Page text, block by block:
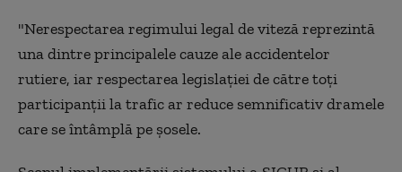
"Nerespectarea regimului legal de viteză reprezintă
una dintre principalele cauze ale accidentelor
rutiere, iar respectarea legislației de către toți
participanții la trafic ar reduce semnificativ dramele
care se întâmplă pe șosele.